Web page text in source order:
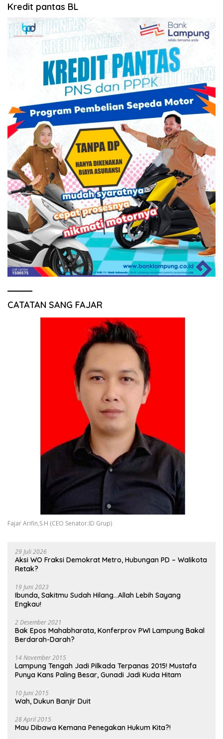
Kredit pantas BL
CATATAN SANG FAJAR
Fajar Arifin,S.H (CEO Senator.ID Grup)
29 Juli 2026
Aksi WO Fraksi Demokrat Metro, Hubungan PD – Walikota
Retak?
19 Juni 2023
Ibunda, Sakitmu Sudah Hilang…Allah Lebih Sayang
Engkau!
2 Desember 2021
Bak Epos Mahabharata, Konferprov PWI Lampung Bakal
Berdarah-Darah?
14 November 2015
Lampung Tengah Jadi Pilkada Terpanas 2015! Mustafa
Punya Kans Paling Besar, Gunadi Jadi Kuda Hitam
10 Juni 2015
Wah, Dukun Banjir Duit
28 April 2015
Mau Dibawa Kemana Penegakan Hukum Kita?!